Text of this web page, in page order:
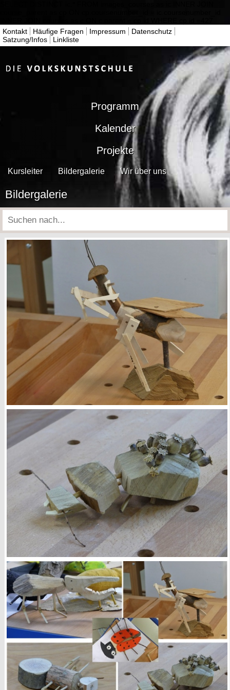
Kontakt
Häufige Fragen Impressum
Datenschutz
Satzung/Infos
Linkliste
Programm
Kalender
Projekte
Kursleiter Bildergalerie Wir über uns
Bildergalerie